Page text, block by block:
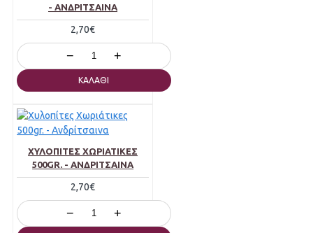
- ΑΝΔΡΊΤΣΑΙΝΑ
2,70€
− +
ΚΑΛΆΘΙ
ΧΥΛΟΠΊΤΕΣ ΧΩΡΙΆΤΙΚΕΣ
500GR. - ΑΝΔΡΊΤΣΑΙΝΑ
2,70€
− +